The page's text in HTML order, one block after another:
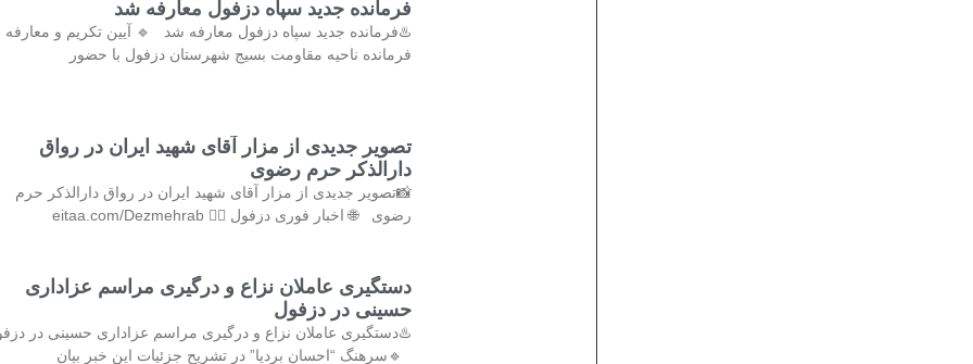
فرمانده جدید سپاه دزفول معارفه شد
♨️فرمانده جدید سپاه دزفول معارفه شد 🔹 آیین تکریم و معارفه
فرمانده ناحیه مقاومت بسیج شهرستان دزفول با حضور
تصویر جدیدی از مزار آقای شهید ایران در رواق
دارالذکر حرم رضوی
📸تصویر جدیدی از مزار آقای شهید ایران در رواق دارالذکر حرم
رضوی 🌐 اخبار فوری دزفول 👇🏻 eitaa.com/Dezmehrab
دستگیری عاملان نزاع و درگیری مراسم عزاداری
حسینی در دزفول
♨️دستگیری عاملان نزاع و درگیری مراسم عزاداری حسینی در
🔹سرهنگ “احسان بردیا” در تشریح جزئیات این خبر بیان